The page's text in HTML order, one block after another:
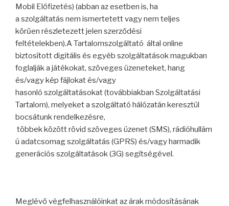
Mobil Előfizetés) (abban az esetben is, ha
a szolgáltatás nem ismertetett vagy nem teljes
körűen részletezett jelen szerződési
feltételekben).A Tartalomszolgáltató által online
biztosított digitális és egyéb szolgáltatások magukban
foglalják a játékokat, szöveges üzeneteket, hang
és/vagy kép fájlokat és/vagy
hasonló szolgáltatásokat (továbbiakban Szolgáltatási
Tartalom), melyeket a szolgáltató hálózatán keresztül
bocsátunk rendelkezésre,
többek között rövid szöveges üzenet (SMS), rádióhullám
ú adatcsomag szolgáltatás (GPRS) és/vagy harmadik
generációs szolgáltatások (3G) segítségével.
Meglévő végfelhasználóinkat az árak módosításának